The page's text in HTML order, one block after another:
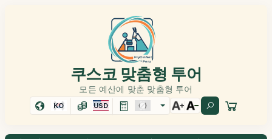
쿠스코 맞춤형 투어
모든 예산에 맞춘 맞춤형 투어
KO USD